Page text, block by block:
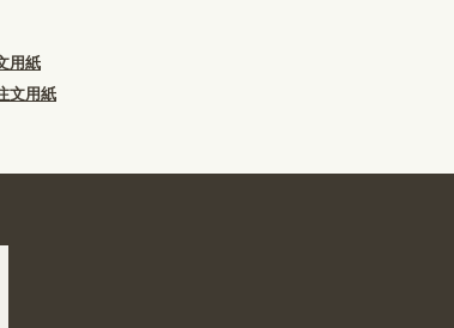
用紙
文用紙